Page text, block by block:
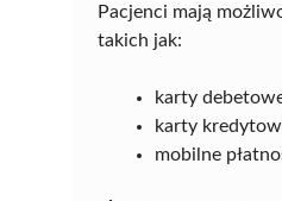
Pacjenci mają
takich jak:
karty
karty
mobilne